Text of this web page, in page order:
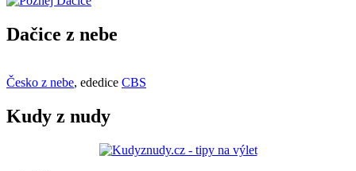
Dačice z nebe
Česko z nebe, ededice CBS
Kudy z nudy